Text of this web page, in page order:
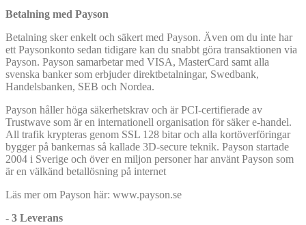
Betalning med Payson
Betalning sker enkelt och säkert med Payson. Även om du inte har
ett Paysonkonto sedan tidigare kan du snabbt göra transaktionen via
Payson. Payson samarbetar med VISA, MasterCard samt alla
svenska banker som erbjuder direktbetalningar, Swedbank,
Handelsbanken, SEB och Nordea.
Payson håller höga säkerhetskrav och är PCI-certifierade av
Trustwave som är en internationell organisation för säker e-handel.
All trafik krypteras genom SSL 128 bitar och alla kortöverföringar
bygger på bankernas så kallade 3D-secure teknik. Payson startade
2004 i Sverige och över en miljon personer har använt Payson som
är en välkänd betallösning på internet
Läs mer om Payson här: www.payson.se
- 3 Leverans